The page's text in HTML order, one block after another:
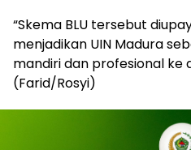
“Skema BLU tersebut
menjadikan UIN Madura
mandiri dan profesional ke
(Farid/Rosyi)